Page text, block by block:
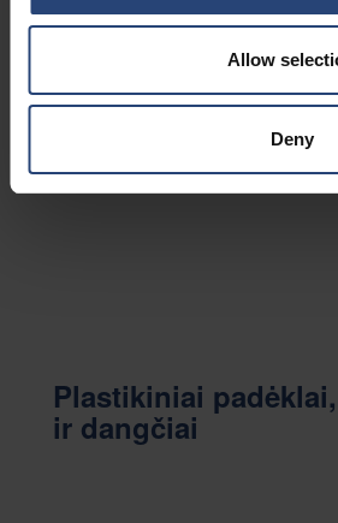
Allow
Deny
sprendimai apima padėklus,
ir dar daugiau. Specializuojamės
pakavimo sprendimuose, kuriuos
Plastikiniai
ir dangčiai